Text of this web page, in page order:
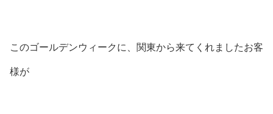
このゴールデンウィークに、関東から来てくれましたお客
様が